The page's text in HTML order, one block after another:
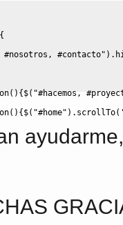
{
#nosotros, #contacto" ) .
( ) {$( "#hacemos,
( ) {$( "#home" ) . scrollTo(